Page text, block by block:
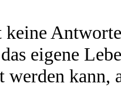
eigene
werden kann,